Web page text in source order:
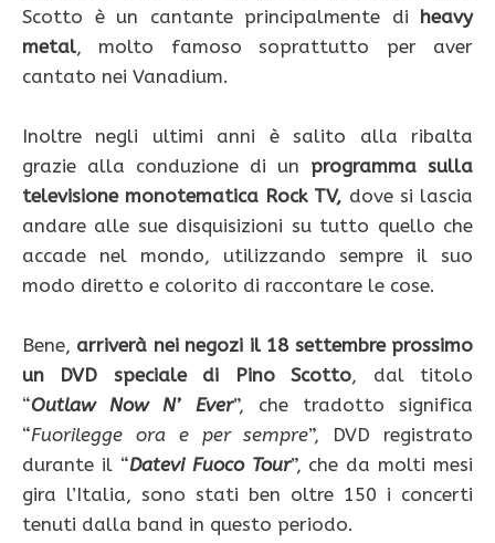
Scotto è un cantante principalmente di heavy
metal, molto famoso soprattutto per aver
cantato nei Vanadium.
Inoltre negli ultimi anni è salito alla ribalta
grazie alla conduzione di un programma sulla
televisione monotematica Rock TV, dove si lascia
andare alle sue disquisizioni su tutto quello che
accade nel mondo, utilizzando sempre il suo
modo diretto e colorito di raccontare le cose.
Bene, arriverà nei negozi il 18 settembre prossimo
un DVD speciale di Pino Scotto, dal titolo
“Outlaw Now N’ Ever”, che tradotto significa
“Fuorilegge ora e per sempre”, DVD registrato
durante il “Datevi Fuoco Tour”, che da molti mesi
gira l’Italia, sono stati ben oltre 150 i concerti
tenuti dalla band in questo periodo.